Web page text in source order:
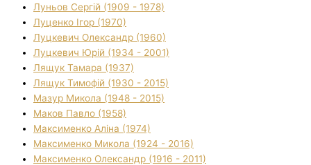
Луньов Сергій (1909 - 1978)
Луценко Ігор (1970)
Луцкевич Олександр (1960)
Луцкевич Юрій (1934 - 2001)
Лящук Тамара (1937)
Лящук Тимофій (1930 - 2015)
Мазур Микола (1948 - 2015)
Маков Павло (1958)
Максименко Аліна (1974)
Максименко Микола (1924 - 2016)
Максименко Олександр (1916 - 2011)